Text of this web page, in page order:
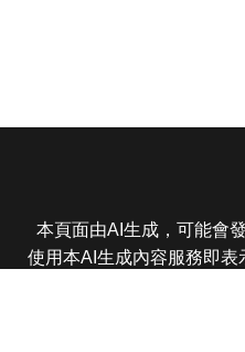
本頁面由AI生成，可能會
使用本AI生成內容服務即